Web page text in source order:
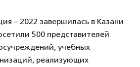
– 2022 завершилась в Казани
500 представителей
учебных
реализующих